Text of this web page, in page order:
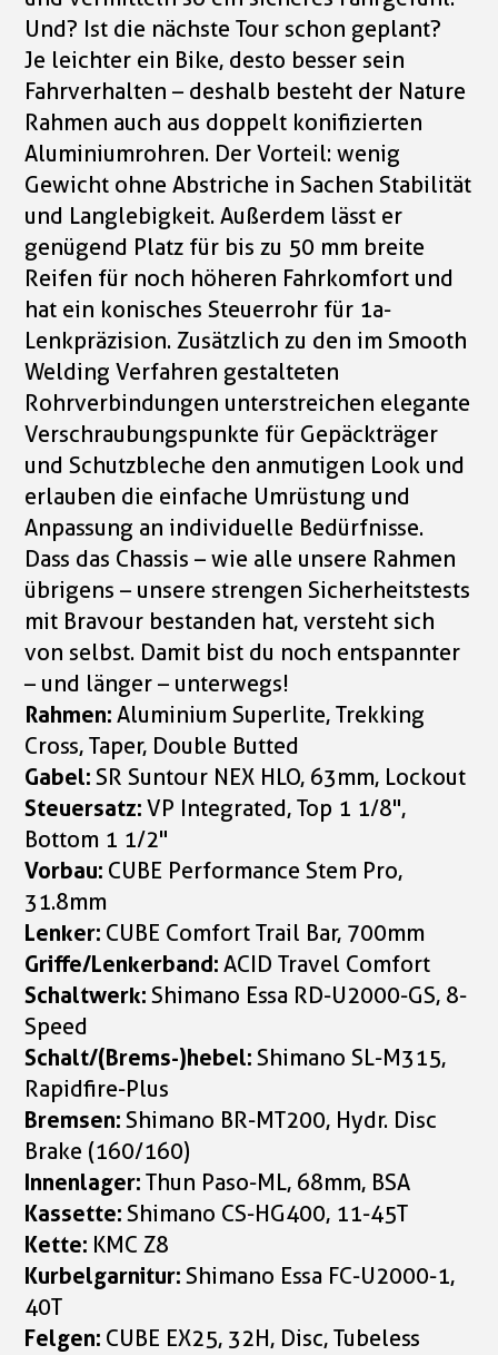
Und? Ist die nächste Tour schon geplant?
Je leichter ein Bike, desto besser sein
Fahrverhalten – deshalb besteht der Nature
Rahmen auch aus doppelt konifizierten
Aluminiumrohren. Der Vorteil: wenig
Gewicht ohne Abstriche in Sachen Stabilität
und Langlebigkeit. Außerdem lässt er
genügend Platz für bis zu 50 mm breite
Reifen für noch höheren Fahrkomfort und
hat ein konisches Steuerrohr für 1a-
Lenkpräzision. Zusätzlich zu den im Smooth
Welding Verfahren gestalteten
Rohrverbindungen unterstreichen elegante
Verschraubungspunkte für Gepäckträger
und Schutzbleche den anmutigen Look und
erlauben die einfache Umrüstung und
Anpassung an individuelle Bedürfnisse.
Dass das Chassis – wie alle unsere Rahmen
übrigens – unsere strengen Sicherheitstests
mit Bravour bestanden hat, versteht sich
von selbst. Damit bist du noch entspannter
– und länger – unterwegs!
Rahmen:Aluminium Superlite, Trekking
Cross, Taper, Double Butted
Gabel:SR Suntour NEX HLO, 63mm, Lockout
Steuersatz:VP Integrated, Top 1 1/8",
Bottom 1 1/2"
Vorbau: CUBE Performance Stem Pro,
31.8mm
Lenker: CUBE Comfort Trail Bar, 700mm
Griffe/Lenkerband:ACID Travel Comfort
Schaltwerk:Shimano Essa RD-U2000-GS, 8-
Speed
Schalt/(Brems-)hebel:Shimano SL-M315,
Rapidfire-Plus
Bremsen:Shimano BR-MT200, Hydr. Disc
Brake (160/160)
Innenlager:Thun Paso-ML, 68mm, BSA
Kassette:Shimano CS-HG400, 11-45T
Kette: KMC Z8
Kurbelgarnitur:Shimano Essa FC-U2000-1,
40T
Felgen: CUBE EX25, 32H, Disc, Tubeless